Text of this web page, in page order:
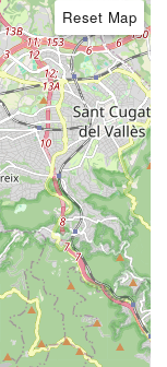
Reset Map